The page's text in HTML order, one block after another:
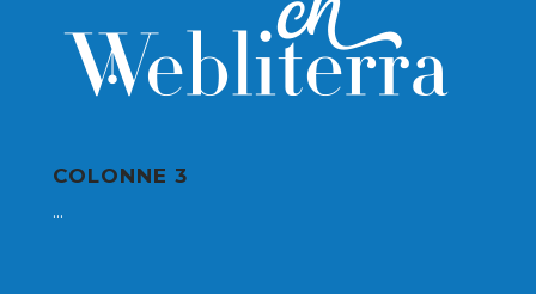
COLONNE 3
...